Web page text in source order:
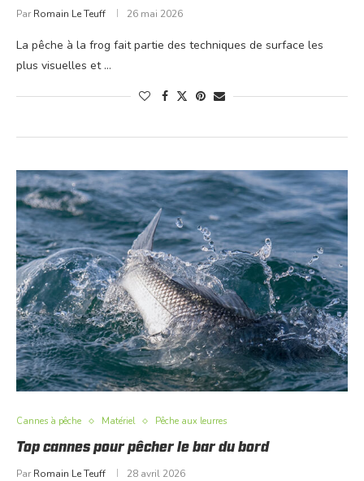
Par Romain Le Teuff 26 mai 2026
La pêche à la frog fait partie des techniques de surface les
plus visuelles et …
Cannes à pêche Matériel Pêche aux leurres
Top cannes pour pêcher le bar du bord
Par Romain Le Teuff 28 avril 2026